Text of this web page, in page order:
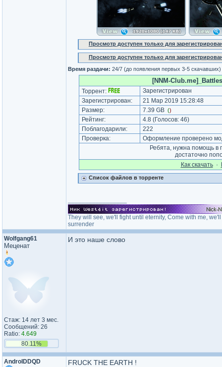
Просмотр доступен только для
Просмотр доступен только для
Время раздачи: 24/7 (до появления первых 3-5 скачавших)
[NNM-
Торрент:
Зарегистрирован
Зарегистрирован:
21 Мар 2019 15:28:48
Размер:
7.39 GB ()
Рейтинг: 4.8 (Голосов: 46)
Поблагодарили:
222
Проверка:
Оформление проверено
Ребята, нужна помощь в
достаточно
Как cкачать·
Список файлов в торренте
They will see, we'll fight until eternity, Come with me,
surrender
Wolfgang61
Меценат
Стаж: 14 лет 3 мес.
Сообщений: 26
Ratio: 4.649
80.11%
И это наше слово
AndroIDDQD FRUCK THE EARTH !